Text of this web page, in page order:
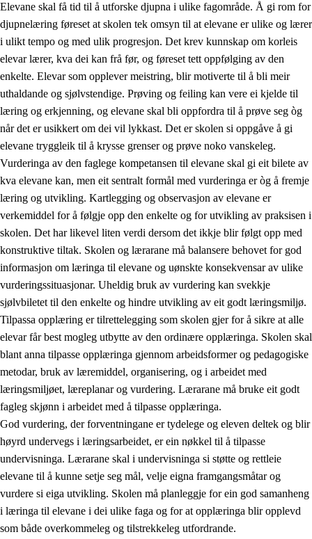
3.5 Profesjonsfellesskap og skoleutvikling
Elevane skal få tid til å utforske djupna i ulike fagområde. Å gi rom for
djupnelæring føreset at skolen tek omsyn til at elevane er ulike og lærer
i ulikt tempo og med ulik progresjon. Det krev kunnskap om korleis
elevar lærer, kva dei kan frå før, og føreset tett oppfølging av den
enkelte. Elevar som opplever meistring, blir motiverte til å bli meir
uthaldande og sjølvstendige. Prøving og feiling kan vere ei kjelde til
læring og erkjenning, og elevane skal bli oppfordra til å prøve seg òg
når det er usikkert om dei vil lykkast. Det er skolen si oppgåve å gi
elevane tryggleik til å krysse grenser og prøve noko vanskeleg.
Vurderinga av den faglege kompetansen til elevane skal gi eit bilete av
kva elevane kan, men eit sentralt formål med vurderinga er òg å fremje
læring og utvikling. Kartlegging og observasjon av elevane er
verkemiddel for å følgje opp den enkelte og for utvikling av praksisen i
skolen. Det har likevel liten verdi dersom det ikkje blir følgt opp med
konstruktive tiltak. Skolen og lærarane må balansere behovet for god
informasjon om læringa til elevane og uønskte konsekvensar av ulike
vurderingssituasjonar. Uheldig bruk av vurdering kan svekkje
sjølvbiletet til den enkelte og hindre utvikling av eit godt læringsmiljø.
Tilpassa opplæring er tilrettelegging som skolen gjer for å sikre at alle
elevar får best mogleg utbytte av den ordinære opplæringa. Skolen skal
blant anna tilpasse opplæringa gjennom arbeidsformer og pedagogiske
metodar, bruk av læremiddel, organisering, og i arbeidet med
læringsmiljøet, læreplanar og vurdering. Lærarane må bruke eit godt
fagleg skjønn i arbeidet med å tilpasse opplæringa.
God vurdering, der forventningane er tydelege og eleven deltek og blir
høyrd undervegs i læringsarbeidet, er ein nøkkel til å tilpasse
undervisninga. Lærarane skal i undervisninga si støtte og rettleie
elevane til å kunne setje seg mål, velje eigna framgangsmåtar og
vurdere si eiga utvikling. Skolen må planleggje for ein god samanheng
i læringa til elevane i dei ulike faga og for at opplæringa blir opplevd
som både overkommeleg og tilstrekkeleg utfordrande.